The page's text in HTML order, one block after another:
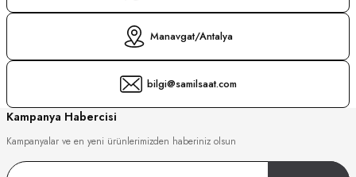
Manavgat/Antalya
bilgi@samilsaat.com
Kampanya Habercisi
Kampanyalar ve en yeni ürünlerimizden haberiniz olsun